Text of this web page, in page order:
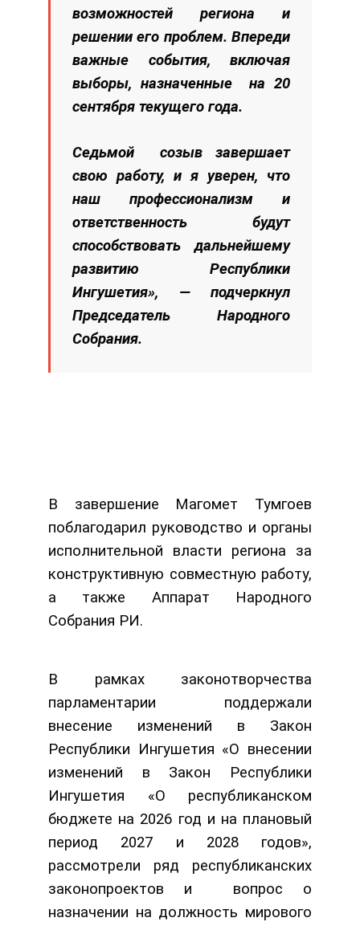
возможностей региона и
решении его проблем. Впереди
важные события, включая
выборы, назначенные на 20
сентября текущего года.
Седьмой созыв завершает
свою работу, и я уверен, что
наш профессионализм и
ответственность будут
способствовать дальнейшему
развитию Республики
Ингушетия», — подчеркнул
Председатель Народного
Собрания.
В завершение Магомет Тумгоев
поблагодарил руководство и органы
исполнительной власти региона за
конструктивную совместную работу,
а также Аппарат Народного
Собрания РИ.
В рамках законотворчества
парламентарии поддержали
внесение изменений в Закон
Республики Ингушетия «О внесении
изменений в Закон Республики
Ингушетия «О республиканском
бюджете на 2026 год и на плановый
период 2027 и 2028 годов»,
рассмотрели ряд республиканских
законопроектов и вопрос о
назначении на должность мирового